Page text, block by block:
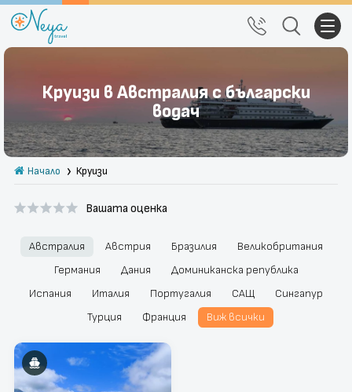
Тръгване от Варна
Екзотика
Почивки в България
Круизи
Празници
Правила за сайта
Политика за
поверителност
Круизи в Австралия с български
водач
Начало Круизи
Вашата оценка
Австралия Австрия Бразилия
Великобритания
Германия
Дания
Доминиканска република
Испания
Италия Португалия САЩ
Сингапур
Турция
Франция Виж всички